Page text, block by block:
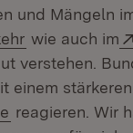
und Mängeln
(Öffnet in
wie auch im
in neuem
verstehen.
einem
(Öffnet in
reagieren. Wir